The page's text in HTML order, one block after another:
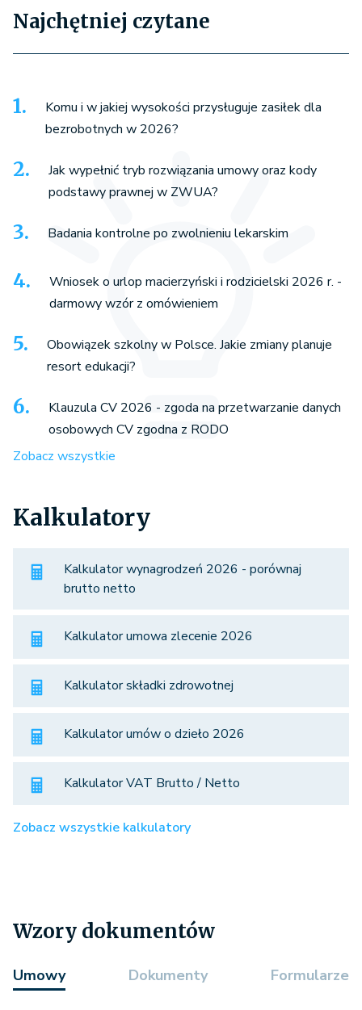
Najchętniej czytane
Komu i w jakiej wysokości przysługuje zasiłek dla
bezrobotnych w 2026?
Jak wypełnić tryb rozwiązania umowy oraz kody
podstawy prawnej w ZWUA?
Badania kontrolne po zwolnieniu lekarskim
Wniosek o urlop macierzyński i rodzicielski 2026 r. -
darmowy wzór z omówieniem
Obowiązek szkolny w Polsce. Jakie zmiany planuje
resort edukacji?
Klauzula CV 2026 - zgoda na przetwarzanie danych
osobowych CV zgodna z RODO
Zobacz wszystkie
Kalkulatory
Kalkulator wynagrodzeń 2026 - porównaj
brutto netto
Kalkulator umowa zlecenie 2026
Kalkulator składki zdrowotnej
Kalkulator umów o dzieło 2026
Kalkulator VAT Brutto / Netto
Zobacz wszystkie kalkulatory
Wzory dokumentów
Umowy Dokumenty Formularze